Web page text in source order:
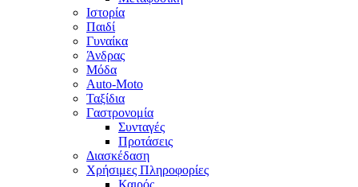
Ιστορία
Παιδί
Γυναίκα
Άνδρας
Μόδα
Auto-Moto
Ταξίδια
Γαστρονομία
Συνταγές
Προτάσεις
Διασκέδαση
Χρήσιμες Πληροφορίες
Καιρός